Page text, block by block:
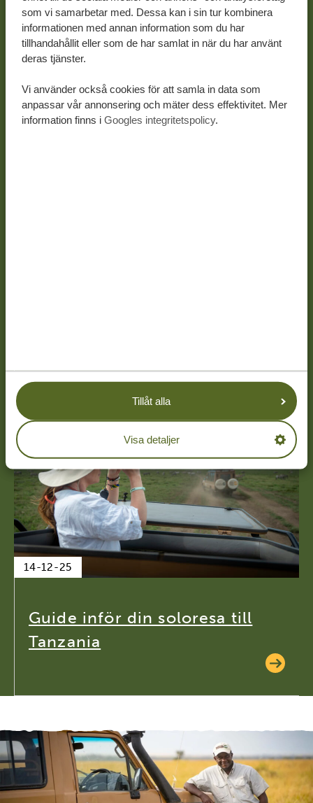
som vi samarbetar med. Dessa kan i sin tur kombinera
informationen med annan information som du har
tillhandahållit eller som de har samlat in när du har använt
deras tjänster.
Vi använder också cookies för att samla in data som
anpassar vår annonsering och mäter dess effektivitet. Mer
information finns i Googles integritetspolicy.
Tillåt alla
Visa detaljer
14-12-25
Guide inför din soloresa till
Tanzania